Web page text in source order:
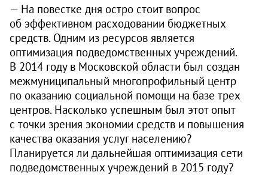
— На повестке дня остро стоит вопрос
об эффективном расходовании бюджетных
средств. Одним из ресурсов является
оптимизация подведомственных учреждений.
В 2014 году в Московской области был создан
межмуниципальный многопрофильный центр
по оказанию социальной помощи на базе трех
центров. Насколько успешным был этот опыт
с точки зрения экономии средств и повышения
качества оказания услуг населению?
Планируется ли дальнейшая оптимизация сети
подведомственных учреждений в 2015 году?